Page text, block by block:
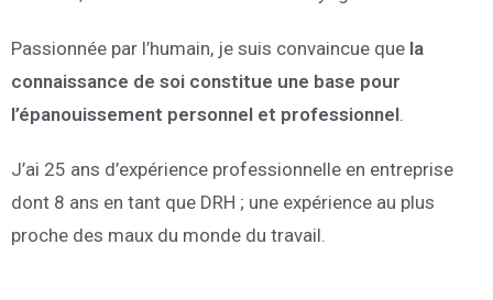
Passionnée par l’humain, je suis convaincue que la
connaissance de soi constitue une base pour
l’épanouissement personnel et professionnel.
J’ai 25 ans d’expérience professionnelle en entreprise
dont 8 ans en tant que DRH ; une expérience au plus
proche des maux du monde du travail.